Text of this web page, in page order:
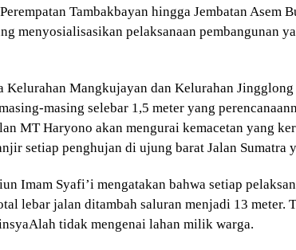
Tambakbayan hingga Jembatan Asem
menyosialisasikan pelaksanaan pembangunan
Kelurahan Mangkujayan dan Kelurahan
masing selebar 1,5 meter yang
MT Haryono akan mengurai kemacetan yang
setiap penghujan di ujung barat Jalan Sumatra
Imam Syafi’i mengatakan bahwa setiap
lebar jalan ditambah saluran menjadi 13 meter.
tidak mengenai lahan milik warga.